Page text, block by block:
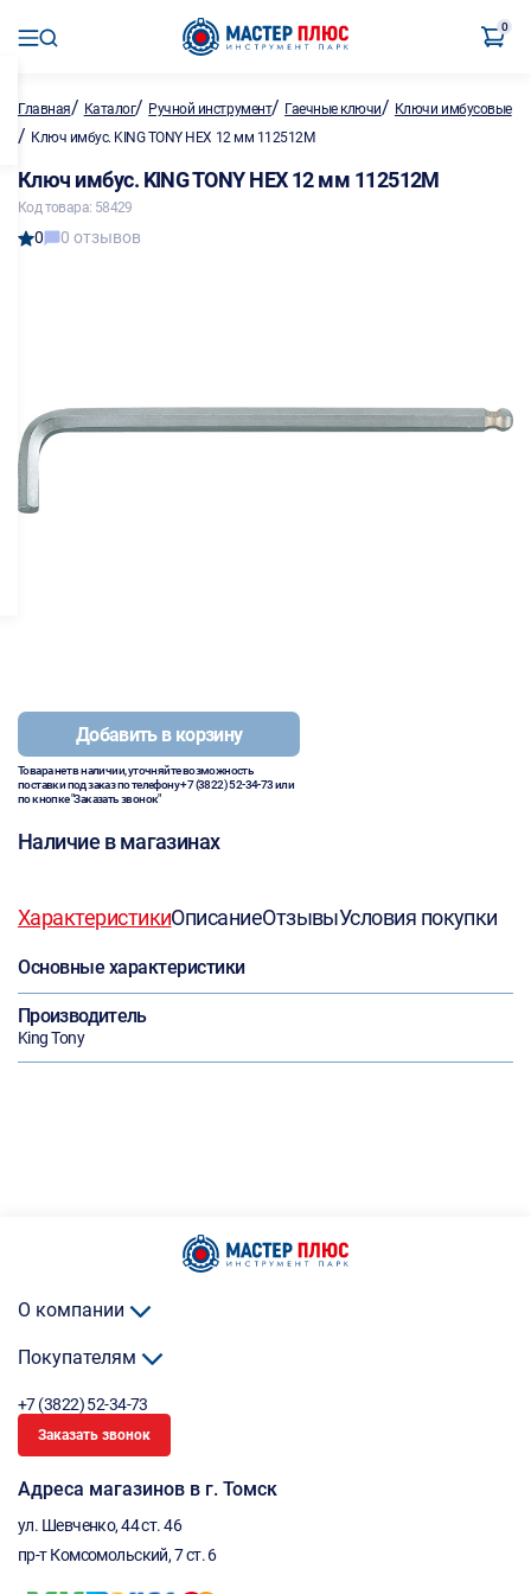
0
Главная/ Каталог/ Ручной инструмент/ Гаечные ключи/ Ключи имбусовые
/ Ключ имбус. KING TONY HEX 12 мм 112512M
Ключ имбус. KING TONY HEX 12 мм 112512M
Код товара: 58429
0 0 отзывов
Добавить в корзину
Товара нет в наличии, уточняйте возможность
поставки под заказ по телефону+7 (3822) 52-34-73или
по кнопке "Заказать звонок"
Наличие в магазинах
ХарактеристикиОписаниеОтзывыУсловия покупки
Основные характеристики
Производитель
King Tony
О компании
Покупателям
+7 (3822) 52-34-73
Заказать звонок
Адреса магазинов в г. Томск
ул. Шевченко, 44 ст. 46
пр-т Комсомольский, 7 ст. 6